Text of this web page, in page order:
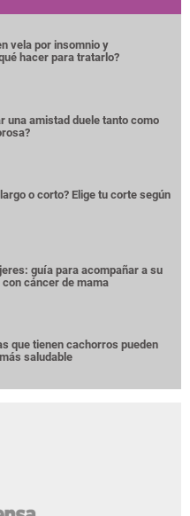
vela por insomnio y
hacer para tratarlo?
una amistad duele tanto como
o corto? Elige tu corte según
guía para acompañar a su
cáncer de mama
que tienen cachorros pueden
saludable